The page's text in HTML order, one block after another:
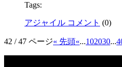
Tags:
アジャイル コメント (0)
42 / 47 ページ« 先頭«...102030...